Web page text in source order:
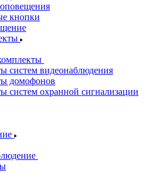
кнопки
систем видеонаблюдения
домофонов
систем охранной сигнализации